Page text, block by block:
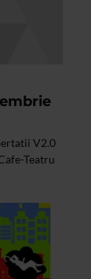
V2.0
Teatru